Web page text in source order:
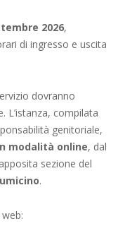
2026,
di ingresso e uscita
dovranno
L’istanza, compilata
genitoriale,
modalità online, dal
sezione del
.